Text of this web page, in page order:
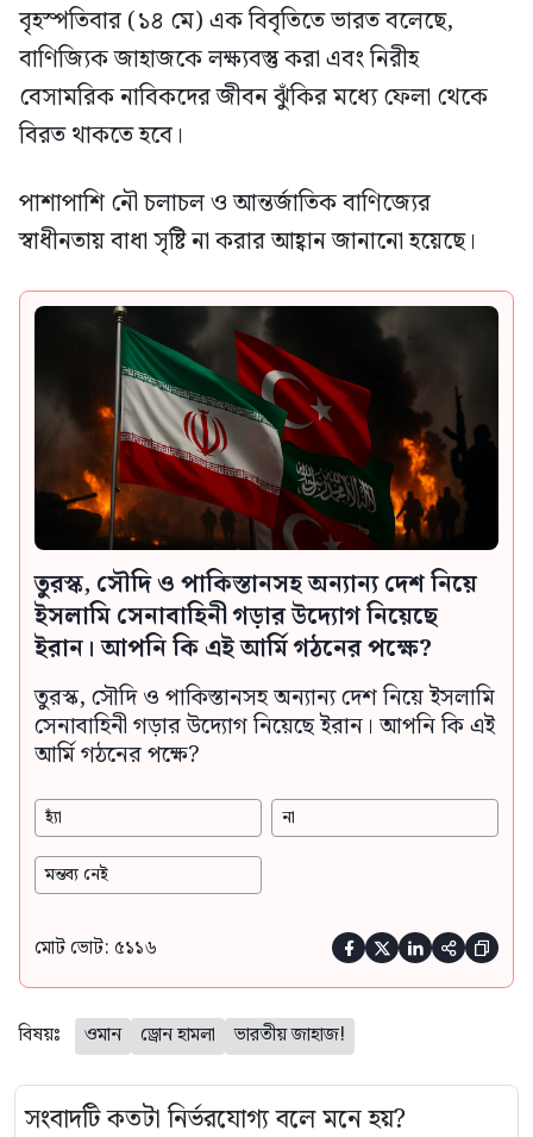
বৃহস্পতিবার (১৪ মে) এক বিবৃতিতে ভারত বলেছে,
বাণিজ্যিক জাহাজকে লক্ষ্যবস্তু করা এবং নিরীহ
বেসামরিক নাবিকদের জীবন ঝুঁকির মধ্যে ফেলা থেকে
বিরত থাকতে হবে।
পাশাপাশি নৌ চলাচল ও আন্তর্জাতিক বাণিজ্যের
স্বাধীনতায় বাধা সৃষ্টি না করার আহ্বান জানানো হয়েছে।
তুরস্ক, সৌদি ও পাকিস্তানসহ অন্যান্য দেশ নিয়ে
ইসলামি সেনাবাহিনী গড়ার উদ্যোগ নিয়েছে
ইরান। আপনি কি এই আর্মি গঠনের পক্ষে?
তুরস্ক, সৌদি ও পাকিস্তানসহ অন্যান্য দেশ নিয়ে ইসলামি
সেনাবাহিনী গড়ার উদ্যোগ নিয়েছে ইরান। আপনি কি এই
আর্মি গঠনের পক্ষে?
হ্যাঁ না
মন্তব্য নেই
মোট ভোট: ৫১১৬     
বিষয়ঃ ওমান ড্রোন হামলা ভারতীয় জাহাজ!
সংবাদটি কতটা নির্ভরযোগ্য বলে মনে হয়?